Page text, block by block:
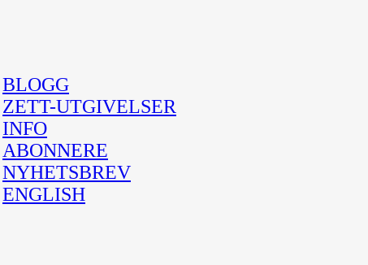
BLOGG
ZETT-UTGIVELSER
INFO
ABONNERE
NYHETSBREV
ENGLISH